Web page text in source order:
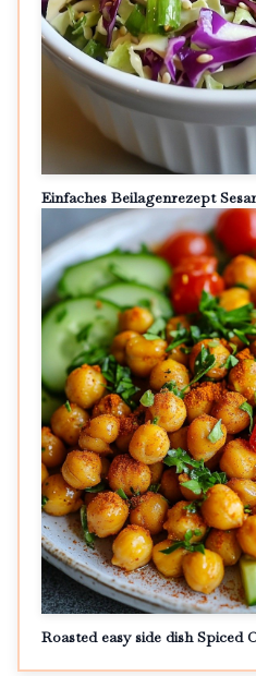
Einfaches Beilagenrezept
Roasted easy side dish Spiced